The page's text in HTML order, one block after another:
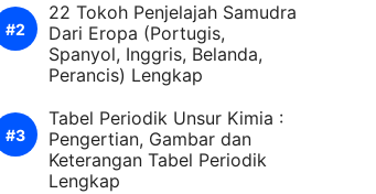
22 Tokoh Penjelajah Samudra
Dari Eropa (Portugis,
Spanyol, Inggris, Belanda,
Perancis) Lengkap
Tabel Periodik Unsur Kimia :
Pengertian, Gambar dan
Keterangan Tabel Periodik
Lengkap